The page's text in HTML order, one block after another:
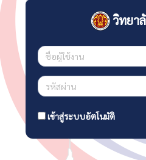
วิทยา
เข้าสู่ระบบอัตโนมัติ